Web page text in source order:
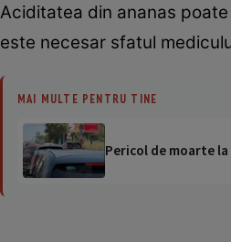
Aciditatea din ananas
este necesar sfatul
MAI MULTE PENTRU TINE
Pericol de moarte